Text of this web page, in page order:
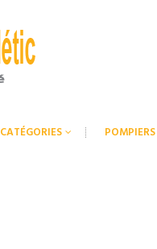
CATÉGORIES POMPIERS